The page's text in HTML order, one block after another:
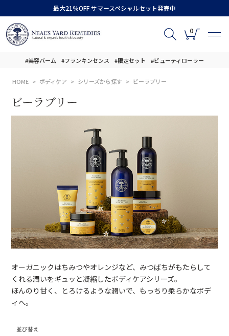
最大21％OFF サマースペシャルセット発売中
0
#美容バーム #フランキンセンス #限定セット #ビューティローラー
HOME ボディケア シリーズから探す ビーラブリー
ビーラブリー
オーガニックはちみつやオレンジなど、みつばちがもたらして
くれる潤いをギュッと凝縮したボディケアシリーズ。
ほんのり甘く、とろけるような潤いで、もっちり柔らかなボデ
ィへ。
並び替え